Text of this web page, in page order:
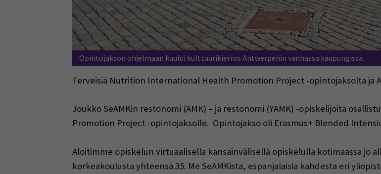
Opintojakson ohjelmaan kuului kulttuurikierros Antwerpenin vanhassa kaupungissa.
Terveisiä Nutrition International Health Promotion Project -opintojaksolta ja
Joukko SeAMKin restonomi (AMK) – ja restonomi (YAMK) -opiskelijoita
Promotion Project -opintojaksolle. Opintojakso oli Erasmus+ Blended
Aloitimme opiskelun virtuaalisella kansainvälisellä opiskelulla kotimaassa jo
korkeakoulusta yhteensä 35. Me SeAMKista, espanjalaisia kahdesta eri